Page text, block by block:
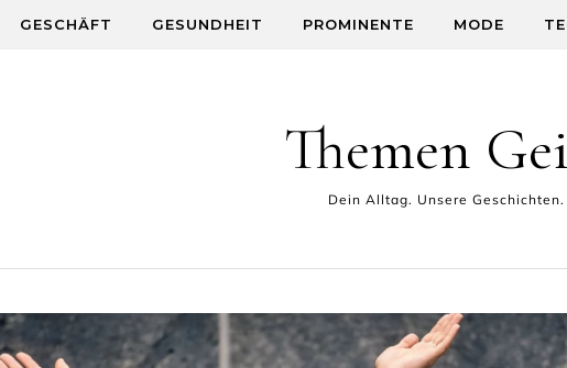
GESCHÄFT GESUNDHEIT PROMINENTE MODE
Themen
Dein Alltag. Unsere Geschichten.